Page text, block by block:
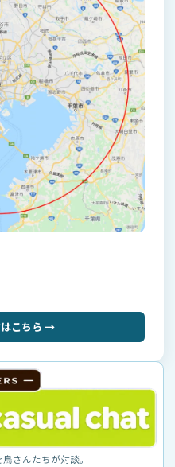
カメラ画像、現場写真
応じて個人や所在地等
掲載が必要な場合には
意を得るものとしま
き、お客様の個人情報
る場合
の保護のために必要が
とが困難な場合
人の同意を得ることが
たはその委託を受けた
行することに協力する
こちら →
さんたちが対談。